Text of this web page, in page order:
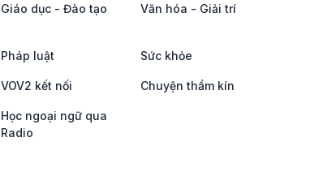
Giáo dục - Đào tạo Văn hóa - Giải trí
Pháp luật Sức khỏe
VOV2 kết nối Chuyện thầm kín
Học ngoại ngữ qua
Radio